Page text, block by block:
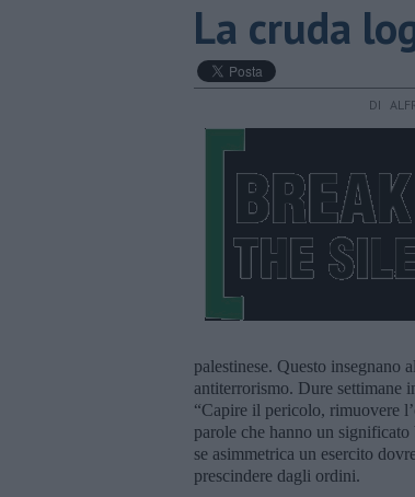
La cruda
DI
palestinese. Questo insegnano
antiterrorismo. Dure settimane
“Capire il pericolo, rimuovere
parole che hanno un
se asimmetrica un esercito
prescindere dagli ordini.